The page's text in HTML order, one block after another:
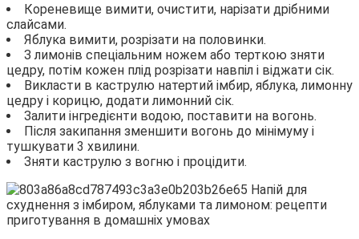
Кореневище вимити, очистити, нарізати дрібними
слайсами.
Яблука вимити, розрізати на половинки.
З лимонів спеціальним ножем або терткою зняти
цедру, потім кожен плід розрізати навпіл і віджати сік.
Викласти в каструлю натертий імбир, яблука, лимонну
цедру і корицю, додати лимонний сік.
Залити інгредієнти водою, поставити на вогонь.
Після закипання зменшити вогонь до мінімуму і
тушкувати 3 хвилини.
Зняти каструлю з вогню і процідити.